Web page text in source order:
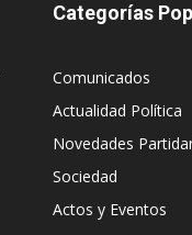
Categorías
Comunicados
Actualidad Política
Novedades
Sociedad
Actos y Eventos